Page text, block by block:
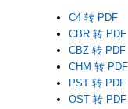
C4 转 PDF
CBR 转 PDF
CBZ 转 PDF
CHM 转 PDF
PST 转 PDF
OST 转 PDF